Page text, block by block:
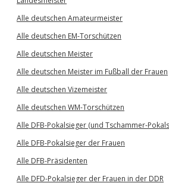
Alle deutschen Amateurmeister
Alle deutschen EM-Torschützen
Alle deutschen Meister
Alle deutschen Meister im Fußball der Frauen
Alle deutschen Vizemeister
Alle deutschen WM-Torschützen
Alle DFB-Pokalsieger (und Tschammer-
Alle DFB-Pokalsieger der Frauen
Alle DFB-Präsidenten
Alle DFD-Pokalsieger der Frauen in der DDR